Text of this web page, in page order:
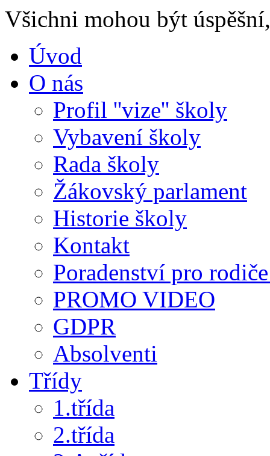
Všichni mohou být
Úvod
O nás
Profil ''vize'' školy
Vybavení školy
Rada školy
Žákovský parlament
Historie školy
Kontakt
Poradenství pro
PROMO VIDEO
GDPR
Absolventi
Třídy
1.třída
2.třída